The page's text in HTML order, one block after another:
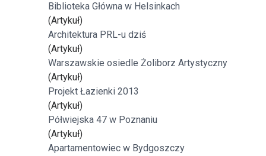
Biblioteka Główna w Helsinkach
(Artykuł)
Architektura PRL-u dziś
(Artykuł)
Warszawskie osiedle Żoliborz Artystyczny
(Artykuł)
Projekt Łazienki 2013
(Artykuł)
Półwiejska 47 w Poznaniu
(Artykuł)
Apartamentowiec w Bydgoszczy